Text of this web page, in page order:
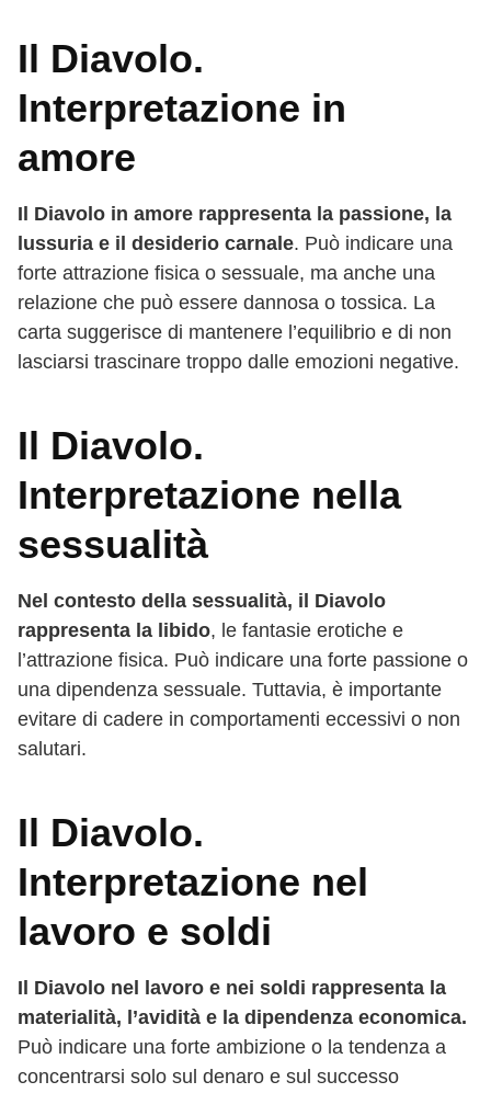
Il Diavolo.
Interpretazione in
amore
Il Diavolo in amore rappresenta la passione, la
lussuria e il desiderio carnale. Può indicare una
forte attrazione fisica o sessuale, ma anche una
relazione che può essere dannosa o tossica. La
carta suggerisce di mantenere l’equilibrio e di non
lasciarsi trascinare troppo dalle emozioni negative.
Il Diavolo.
Interpretazione nella
sessualità
Nel contesto della sessualità, il Diavolo
rappresenta la libido, le fantasie erotiche e
l’attrazione fisica. Può indicare una forte passione o
una dipendenza sessuale. Tuttavia, è importante
evitare di cadere in comportamenti eccessivi o non
salutari.
Il Diavolo.
Interpretazione nel
lavoro e soldi
Il Diavolo nel lavoro e nei soldi rappresenta la
materialità, l’avidità e la dipendenza economica.
Può indicare una forte ambizione o la tendenza a
concentrarsi solo sul denaro e sul successo